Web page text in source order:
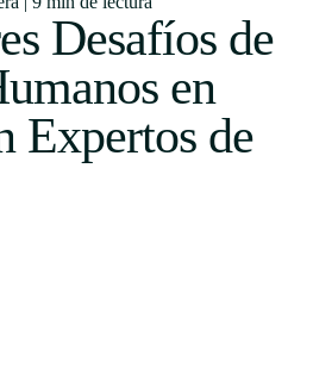
Desafíos de
en
Expertos de